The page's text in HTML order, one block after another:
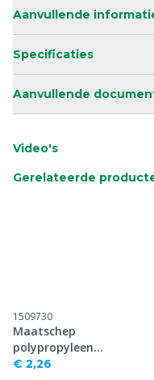
Aanvullende
Specificaties
Aanvullende
Video's
Gerelateerde
1509730
Maatschep
polypropyleen
achtergreep, 100 ml
€ 2,26